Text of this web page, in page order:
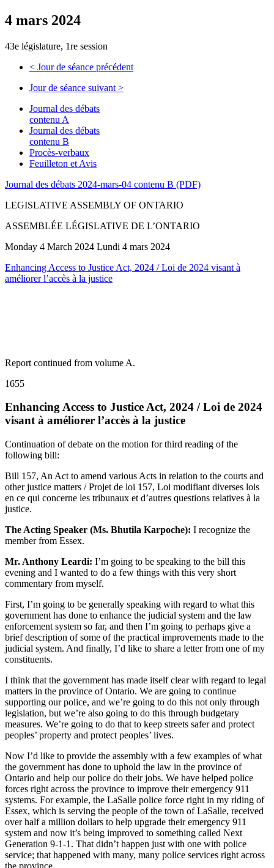
4 mars 2024
43e législature, 1re session
< Jour de séance précédent
Jour de séance suivant >
Journal des débats
contenu A
Journal des débats
contenu B
Procès-verbaux
Feuilleton et Avis
Journal des débats 2024-mars-04 contenu B (PDF)
LEGISLATIVE ASSEMBLY OF ONTARIO
ASSEMBLÉE LÉGISLATIVE DE L’ONTARIO
Monday 4 March 2024 Lundi 4 mars 2024
Enhancing Access to Justice Act, 2024 / Loi de 2024 visant à
améliorer l’accès à la justice
Report continued from volume A.
1655
Enhancing Access to Justice Act, 2024 / Loi de 2024
visant à améliorer l’accès à la justice
Continuation of debate on the motion for third reading of the
following bill:
Bill 157, An Act to amend various Acts in relation to the courts and
other justice matters / Projet de loi 157, Loi modifiant diverses lois
en ce qui concerne les tribunaux et d’autres questions relatives à la
justice.
The Acting Speaker (Ms. Bhutila Karpoche): I recognize the
member from Essex.
Mr. Anthony Leardi: I’m going to be speaking to the bill this
evening and I wanted to do a few things with this very short
commentary from myself.
First, I’m going to be generally speaking with regard to what this
government has done to enhance the judicial system and the law
enforcement system so far, and then I’m going to perhaps give a
brief description of some of the practical improvements made to the
judicial system. And finally, I’d like to share a letter from one of my
constituents.
I think that the government has made itself clear with regard to legal
matters in the province of Ontario. We are going to continue
supporting our police, and we’re going to do this not only through
legislation, but we’re also going to do this through budgetary
measures. We’re going to do that to keep streets safer and protect
peoples’ property and protect peoples’ lives.
Now I’d like to provide the assembly with a few examples of what
the government has done to uphold the law in the province of
Ontario and help our police do their jobs. We have helped police
forces right across the province to improve their emergency 911
systems. For example, the LaSalle police force right in my riding of
Essex, which is serving the people of the town of LaSalle, received
over half a million dollars to help upgrade their emergency 911
system and now it’s being improved to something called Next
Generation 9-1-1. That didn’t happen just with one with police
service; that happened with many, many police services right across
the province.